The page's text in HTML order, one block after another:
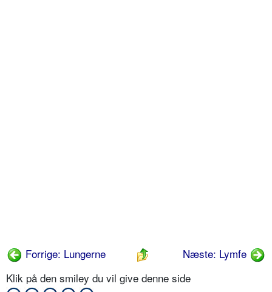
Forrige: Lungerne
Næste: Lymfe
Klik på den smiley du vil give denne side